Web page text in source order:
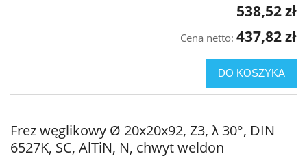
538,52 zł
Cena netto: 437,82 zł
DO KOSZYKA
Frez węglikowy Ø 20x20x92, Z3, λ 30°, DIN
6527K, SC, AlTiN, N, chwyt weldon